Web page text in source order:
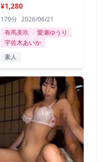
¥1,280
170分 2026/06/21
有馬美玖
愛瀬ゆうり
宇佐木あいか
素人